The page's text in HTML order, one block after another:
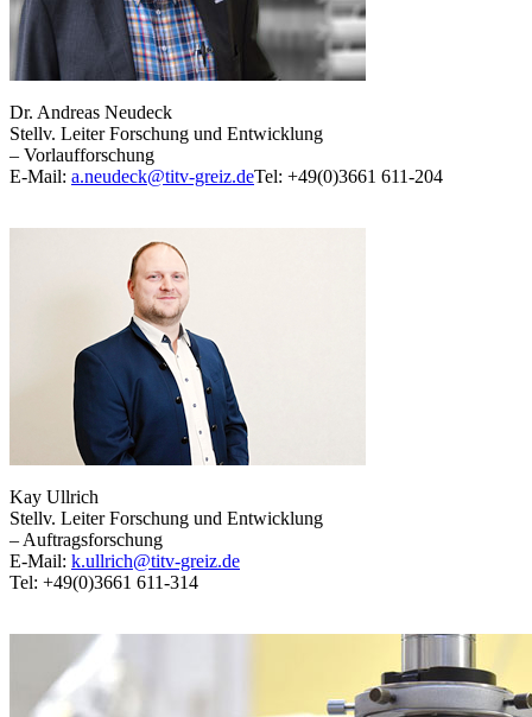
Dr. Andreas Neudeck
Stellv. Leiter Forschung und Entwicklung
– Vorlaufforschung
E-Mail: a.neudeck@titv-greiz.deTel: +49(0)3661 611-204
Kay Ullrich
Stellv. Leiter Forschung und Entwicklung
– Auftragsforschung
E-Mail: k.ullrich@titv-greiz.de
Tel: +49(0)3661 611-314